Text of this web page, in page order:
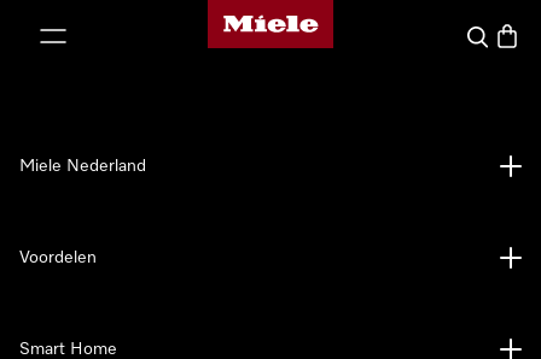
Homepage van Miele
Wat zoek
Miele Nederland
Voordelen
Smart Home